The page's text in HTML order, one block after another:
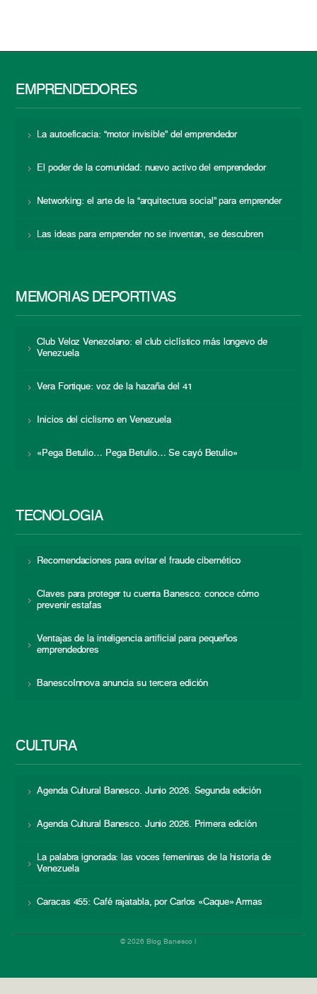
EMPRENDEDORES
La autoeficacia: “motor invisible” del emprendedor
El poder de la comunidad: nuevo activo del emprendedor
Networking: el arte de la “arquitectura social” para emprender
Las ideas para emprender no se inventan, se descubren
MEMORIAS DEPORTIVAS
Club Veloz Venezolano: el club ciclístico más longevo de
Venezuela
Vera Fortique: voz de la hazaña del 41
Inicios del ciclismo en Venezuela
«Pega Betulio… Pega Betulio… Se cayó Betulio»
TECNOLOGÍA
Recomendaciones para evitar el fraude cibernético
Claves para proteger tu cuenta Banesco: conoce cómo
prevenir estafas
Ventajas de la inteligencia artificial para pequeños
emprendedores
BanescoInnova anuncia su tercera edición
CULTURA
Agenda Cultural Banesco. Junio 2026. Segunda edición
Agenda Cultural Banesco. Junio 2026. Primera edición
La palabra ignorada: las voces femeninas de la historia de
Venezuela
Caracas 455: Café rajatabla, por Carlos «Caque» Armas
© 2026 Blog Banesco |